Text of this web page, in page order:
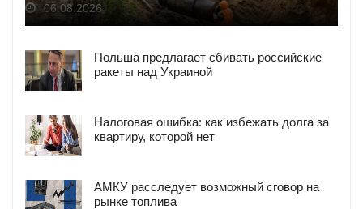
06.08.2026
Польша предлагает сбивать российские
ракеты над Украиной
Налоговая ошибка: как избежать долга за
квартиру, которой нет
АМКУ расследует возможный сговор на
рынке топлива